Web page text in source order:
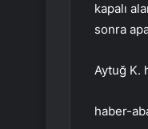
kapalı
sonra
Aytuğ K.
haber-